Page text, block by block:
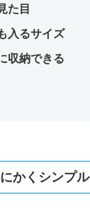
た目
入るサイズ
収納できる
かくシンプル